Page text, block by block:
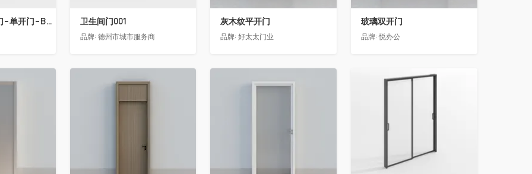
骊住木门-室内门-单开门-BFA-PP麦芽黄色 卫生间门001
品牌: 德州市城市服务商
灰木纹平开门
品牌:好太太门业
玻璃双开门
品牌:悦办公
收藏 收藏 收藏